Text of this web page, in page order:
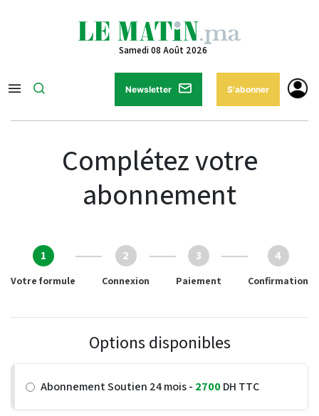
Samedi 08 Août 2026
Newsletter S'abonner
Complétez votre
abonnement
1
Votre formule
2
Connexion
3
Paiement
4
Confirmation
Options disponibles
Abonnement Soutien 24 mois - 2700DH TTC